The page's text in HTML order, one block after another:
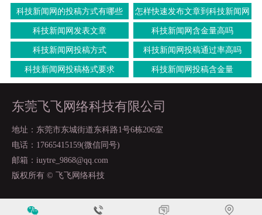
科技新闻网的投稿方式有哪些
怎样快速发布文章到科技新闻网
上面
科技新闻网发表文章 科技新闻网含金量高吗
科技新闻网投稿方式 科技新闻网投稿通过率高吗
科技新闻网投稿格式要求 科技新闻网投稿含金量
东莞飞飞网络科技有限公司
地址：东莞市东城街道东科路1号6栋206室
电话：17665415159(微信同号)
邮箱：iuytre_9868@qq.com
版权所有 © 飞飞网络科技